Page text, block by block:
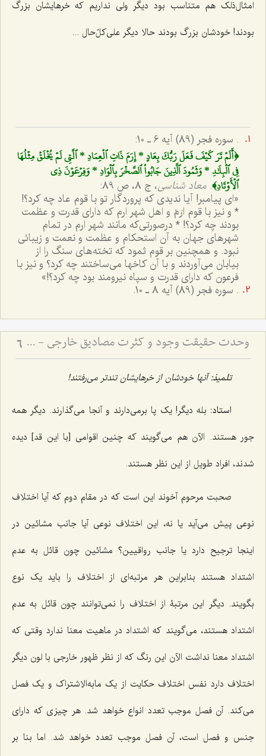
امثال‌ذلک هم متناسب بود دیگر ولى نداریم که خرهایشان بزرگ
بودند! خودشان بزرگ بودند حالا دیگر على‌کلّ‌حال ...
. سوره فجر (89) آیه 6 ـ 10:
﴿أَلَمۡ تَرَ كَيۡفَ فَعَلَ رَبُّكَ بِعَادٍ * إِرَمَ ذَاتِ ٱلۡعِمَادِ * ٱلَّتِي لَمۡ يُخۡلَقۡ مِثۡلُهَا
فِي ٱلۡبِلَٰدِ * وَثَمُودَ ٱلَّذِينَ جَابُواْ ٱلصَّخۡرَ بِٱلۡوَادِ * وَفِرۡعَوۡنَ ذِي
ٱلۡأَوۡتَادِ﴾. معاد شناسى، ج ‌8، ص 89:
«اى پيامبر! آيا نديدى که پروردگار تو با قوم عاد چه کرد؟!
* و نيز با قوم ارَمْ و اهل شهر ارم که داراى قدرت و عظمت
بودند چه کرد؟! * درصورتى‌که مانند شهر ارم در تمام
شهرهاى جهان به آن استحکام و عظمت و نعمت و زيبائى
نبود. و همچنين بر قوم ثمود که تخته‌هاى سنگ را از
بيابان مى‌آوردند و با آن کاخها مى‌ساختند چه کرد؟ و نيز با
فرعون که داراى قدرت و سپاه نيرومند بود چه کرد؟!»
. سوره فجر (89) آیه 8 ـ 10.
وحدت حقیقت وجود و کثرت مصادیق خارجی - تبیین دیدگاه رواقیون در عدم اختلاف انواع در مراتب وجود 6
تلمیذ:آنها خودشان از خرهایشان تندتر مى‌رفتند!
استاد: بله دیگر! یک پا برمى‌دارند و آنجا مى‌گذارند. دیگر همه
جور هستند. الآن هم مى‌گویند که چنین اقوامى [با این قد] دیده
شدند، افراد طویل از این نظر هستند.
صحبت مرحوم آخوند این است که در مقام دوم که آیا اختلاف
نوعى پیش مى‌آید یا نه، این اختلاف نوعى آیا جانب مشائین در
اینجا ترجیح دارد یا جانب رواقیین؟ مشائین چون قائل به عدم
اشتداد هستند بنابراین هر مرتبه‌اى از اختلاف را باید یک نوع
بگویند. دیگر این مرتبۀ از اختلاف را نمى‌توانند چون قائل به عدم
اشتداد هستند، می‌گویند که اشتداد در ماهیت معنا ندارد وقتی ‌که
اشتداد معنا نداشت الآن این رنگ که از نظر ظهور خارجى با لون دیگر
اختلاف دارد نفس اختلاف حکایت از یک ما‌به‌الاِشتراک و یک فصل
مى‌کند. آن فصل موجب تعدد انواع خواهد شد. هر چیزى که داراى
جنس و فصل است، آن فصل موجب تعدد خواهد شد. اما بنا بر